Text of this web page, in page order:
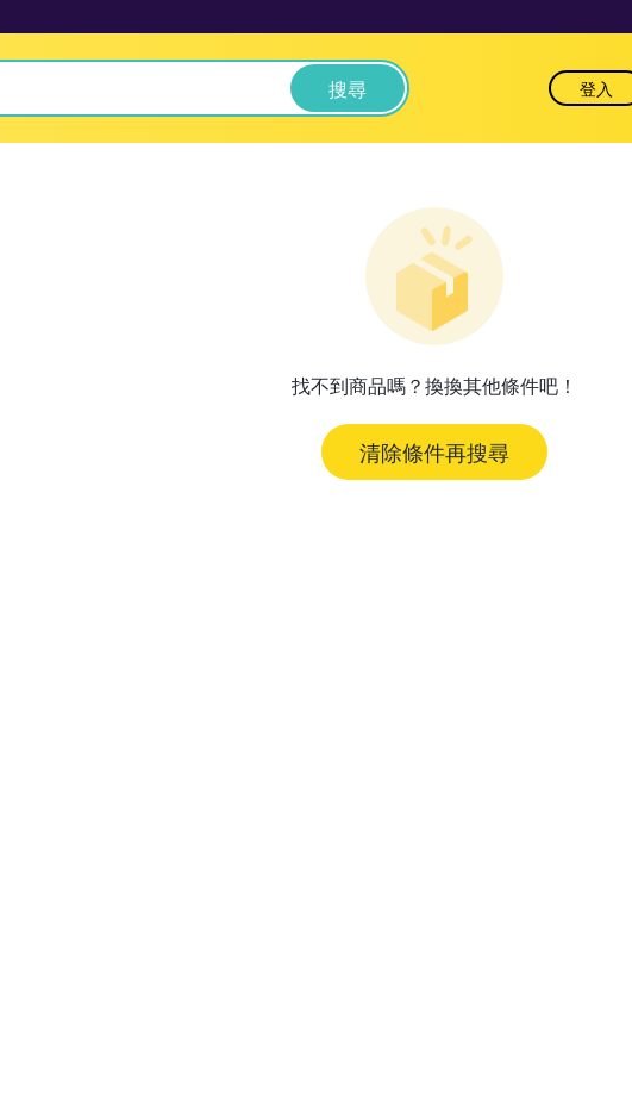
搜尋 登入
找不到商品嗎？換換其他條件吧！
清除條件再搜尋